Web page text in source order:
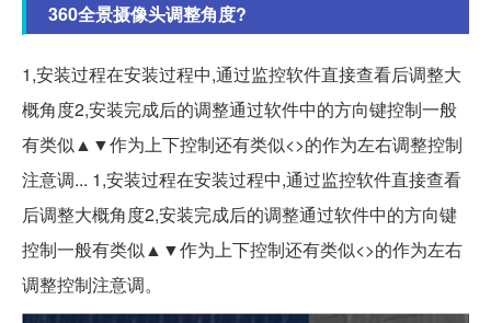
360全景摄像头调整角度?
1,安装过程在安装过程中,通过监控软件直接查看后调整大
概角度2,安装完成后的调整通过软件中的方向键控制一般
有类似▲▼作为上下控制还有类似<>的作为左右调整控制
注意调... 1,安装过程在安装过程中,通过监控软件直接查看
后调整大概角度2,安装完成后的调整通过软件中的方向键
控制一般有类似▲▼作为上下控制还有类似<>的作为左右
调整控制注意调。